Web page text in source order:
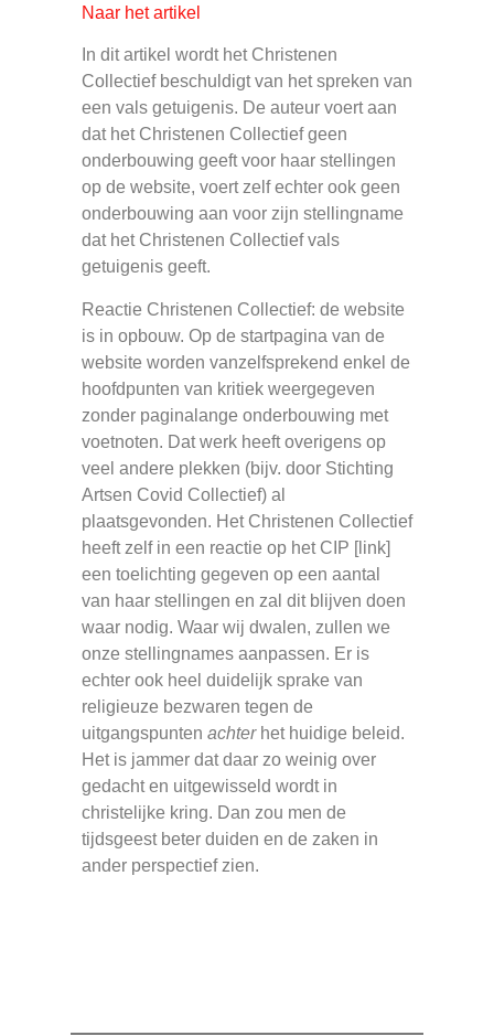
Naar het artikel
In dit artikel wordt het Christenen
Collectief beschuldigt van het spreken van
een vals getuigenis. De auteur voert aan
dat het Christenen Collectief geen
onderbouwing geeft voor haar stellingen
op de website, voert zelf echter ook geen
onderbouwing aan voor zijn stellingname
dat het Christenen Collectief vals
getuigenis geeft.
Reactie Christenen Collectief: de website
is in opbouw. Op de startpagina van de
website worden vanzelfsprekend enkel de
hoofdpunten van kritiek weergegeven
zonder paginalange onderbouwing met
voetnoten. Dat werk heeft overigens op
veel andere plekken (bijv. door Stichting
Artsen Covid Collectief) al
plaatsgevonden. Het Christenen Collectief
heeft zelf in een reactie op het CIP [link]
een toelichting gegeven op een aantal
van haar stellingen en zal dit blijven doen
waar nodig. Waar wij dwalen, zullen we
onze stellingnames aanpassen. Er is
echter ook heel duidelijk sprake van
religieuze bezwaren tegen de
uitgangspunten achterhet huidige beleid.
Het is jammer dat daar zo weinig over
gedacht en uitgewisseld wordt in
christelijke kring. Dan zou men de
tijdsgeest beter duiden en de zaken in
ander perspectief zien.